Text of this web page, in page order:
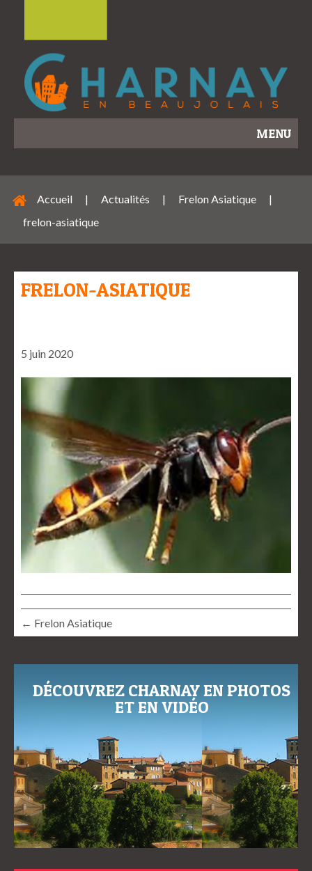
MENU
Accueil | Actualités | Frelon Asiatique
|
frelon-asiatique
FRELON-ASIATIQUE
5 juin 2020
← Frelon Asiatique
DÉCOUVREZ CHARNAY EN PHOTOS
ET EN VIDÉO